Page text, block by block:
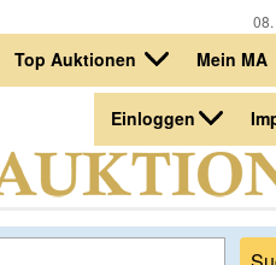
Top Auktionen Mein MA
Einloggen